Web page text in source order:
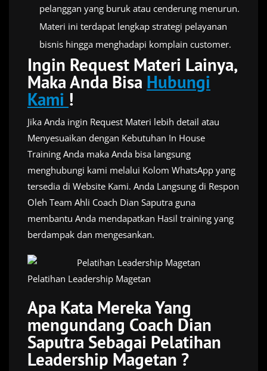
pelanggan yang buruk atau cenderung menurun.
Materi ini terdapat lengkap strategi pelayanan
bisnis hingga menghadapi komplain customer.
Ingin Request Materi Lainya,
Maka Anda Bisa Hubungi
Kami !
Jika Anda ingin Request Materi lebih detail atau
Menyesuaikan dengan Kebutuhan In House
Training Anda maka Anda bisa langsung
menghubungi kami melalui Kolom WhatsApp yang
tersedia di Website Kami. Anda Langsung di Respon
Oleh Team Ahli Coach Dian Saputra guna
membantu Anda mendapatkan Hasil training yang
berdampak dan mengesankan.
Pelatihan Leadership Magetan
Apa Kata Mereka Yang
mengundang Coach Dian
Saputra Sebagai Pelatihan
Leadership Magetan ?